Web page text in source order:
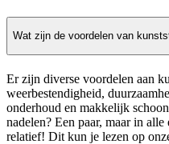
Wat zijn de voordelen van
Er zijn diverse voordelen aan
weerbestendigheid,
onderhoud en makkelijk
nadelen? Een paar, maar in
relatief! Dit kun je lezen op